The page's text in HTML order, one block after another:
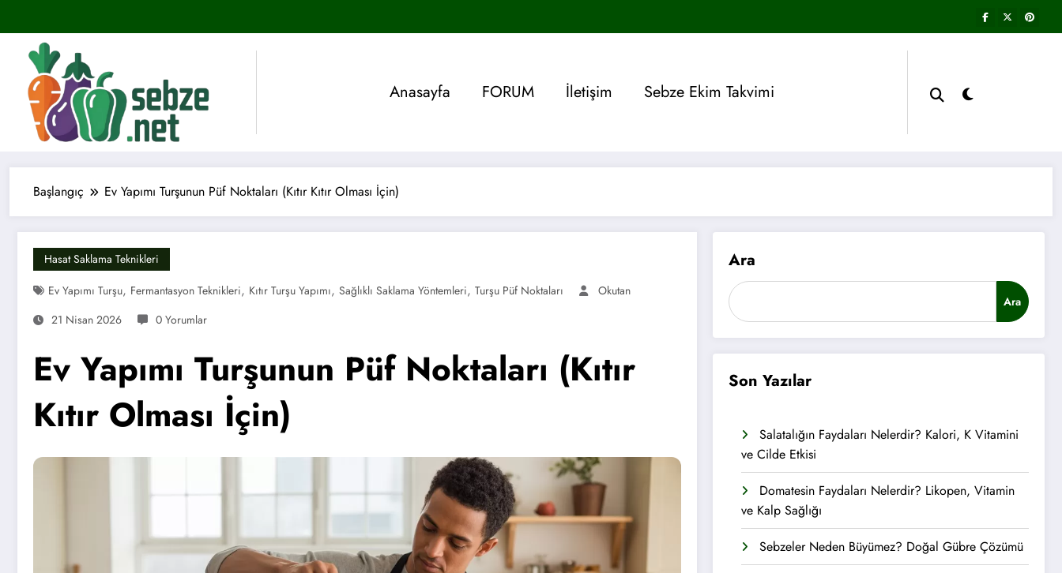
atla
Anasayfa FORUM İletişim Sebze Ekim Takvimi
Başlangıç Ev Yapımı Turşunun Püf Noktaları (Kıtır Kıtır Olması İçin)
Hasat Saklama Teknikleri
Ev Yapımı Turşu, Fermantasyon Teknikleri, Kıtır Turşu Yapımı, Sağlıklı Saklama Yöntemleri, Turşu Püf Noktaları
Okutan
21 Nisan 2026
0 Yorumlar
Ev Yapımı Turşunun Püf Noktaları (Kıtır
Kıtır Olması İçin)
Ara
Ara
Son Yazılar
Salatalığın Faydaları Nelerdir? Kalori, K Vitamini
ve Cilde Etkisi
Domatesin Faydaları Nelerdir? Likopen, Vitamin
ve Kalp Sağlığı
Sebzeler Neden Büyümez? Doğal Gübre Çözümü